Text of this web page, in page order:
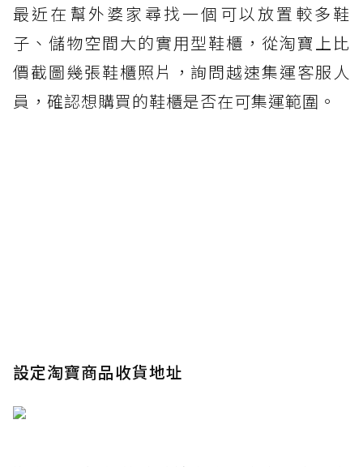
最近在幫外婆家尋找一個可以放置較多鞋
子、儲物空間大的實用型鞋櫃，從淘寶上比
價截圖幾張鞋櫃照片，詢問越速集運客服人
員，確認想購買的鞋櫃是否在可集運範圍。
設定淘寶商品收貨地址